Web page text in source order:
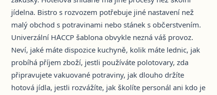
jídelna. Bistro s rozvozem potřebuje jiné nastavení než
malý obchod s potravinami nebo stánek s občerstvením.
Univerzální HACCP šablona obvykle nezná váš provoz.
Neví, jaké máte dispozice kuchyně, kolik máte lednic, jak
probíhá příjem zboží, jestli používáte polotovary, zda
připravujete vakuované potraviny, jak dlouho držíte
hotová jídla, jestli rozvážíte, jak školíte personál ani kdo je